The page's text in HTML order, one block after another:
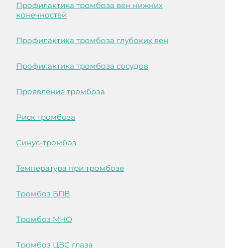
Профилактика тромбоза вен нижних
конечностей
Профилактика тромбоза глубоких вен
Профилактика тромбоза сосудов
Проявление тромбоза
Риск тромбоза
Синус-тромбоз
Температура при тромбозе
Тромбоз БПВ
Тромбоз МНО
Тромбоз ЦВС глаза